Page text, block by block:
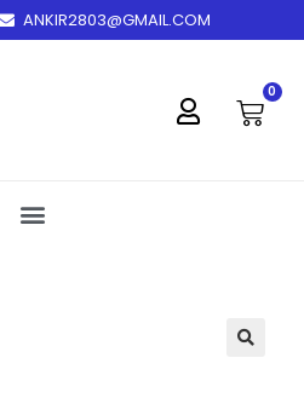
ANKIR2803@GMAIL.COM
0